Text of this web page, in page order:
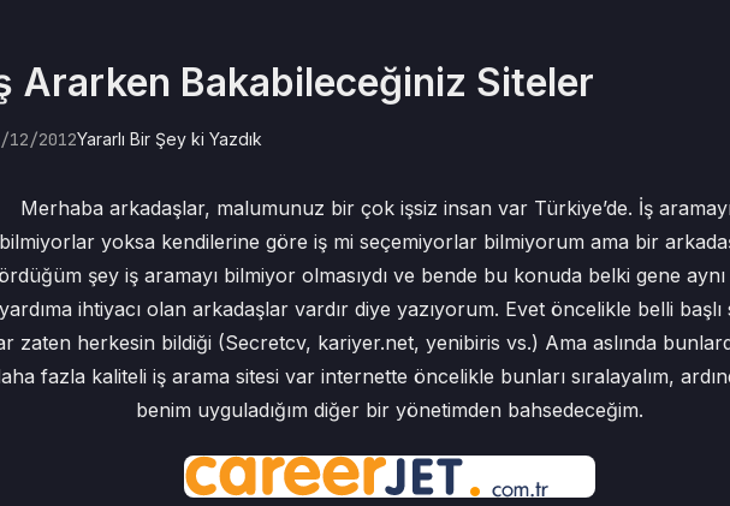
Ararken Bakabileceğiniz Siteler
12/2012Yararlı Bir Şey ki Yazdık
Merhaba arkadaşlar, malumunuz bir çok işsiz insan var Türkiye’de. İş
bilmiyorlar yoksa kendilerine göre iş mi seçemiyorlar bilmiyorum ama bir
şey iş aramayı bilmiyor olmasıydı ve bende bu konuda belki gene aynı
ihtiyacı olan arkadaşlar vardır diye yazıyorum. Evet öncelikle belli başlı
zaten herkesin bildiği (Secretcv, kariyer.net, yenibiris vs.) Ama aslında
fazla kaliteli iş arama sitesi var internette öncelikle bunları sıralayalım,
benim uyguladığım diğer bir yönetimden bahsedeceğim.